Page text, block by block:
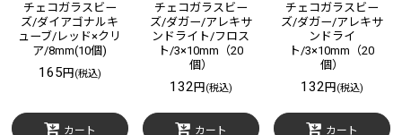
チェコガラスビー
ズ/ダイアゴナルキ
ューブ/レッド×クリ
ア/8mm(10個)
165 円 (税込)
カート
チェコガラスビー
ズ/ダガー/アレキサ
ンドライト/フロス
ト/3×10mm（20
個）
132 円 (税込)
カート
チェコガラスビー
ズ/ダガー/アレキサ
ンドライ
ト/3×10mm（20
個）
132 円 (税込)
カート